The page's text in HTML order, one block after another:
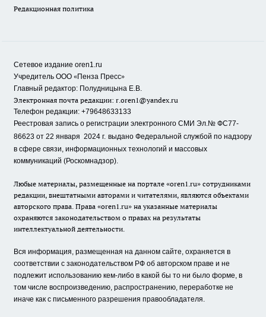
Редакционная политика
Сетевое издание oren1.ru
Учредитель ООО «Пенза Пресс»
Главный редактор: Полудницына Е.В.
Электронная почта редакции: r.oren1@yandex.ru
Телефон редакции: +79648633133
Реестровая запись о регистрации электронного СМИ Эл.№ ФС77-
86623 от 22 января 2024 г. выдано Федеральной службой по надзору
в сфере связи, информационных технологий и массовых
коммуникаций (Роскомнадзор).
Любые материалы, размещенные на портале «oren1.ru» сотрудниками
редакции, внештатными авторами и читателями, являются объектами
авторского права. Права «oren1.ru» на указанные материалы
охраняются законодательством о правах на результаты
интеллектуальной деятельности.
Вся информация, размещенная на данном сайте, охраняется в
соответствии с законодательством РФ об авторском праве и не
подлежит использованию кем-либо в какой бы то ни было форме, в
том числе воспроизведению, распространению, переработке не
иначе как с письменного разрешения правообладателя.